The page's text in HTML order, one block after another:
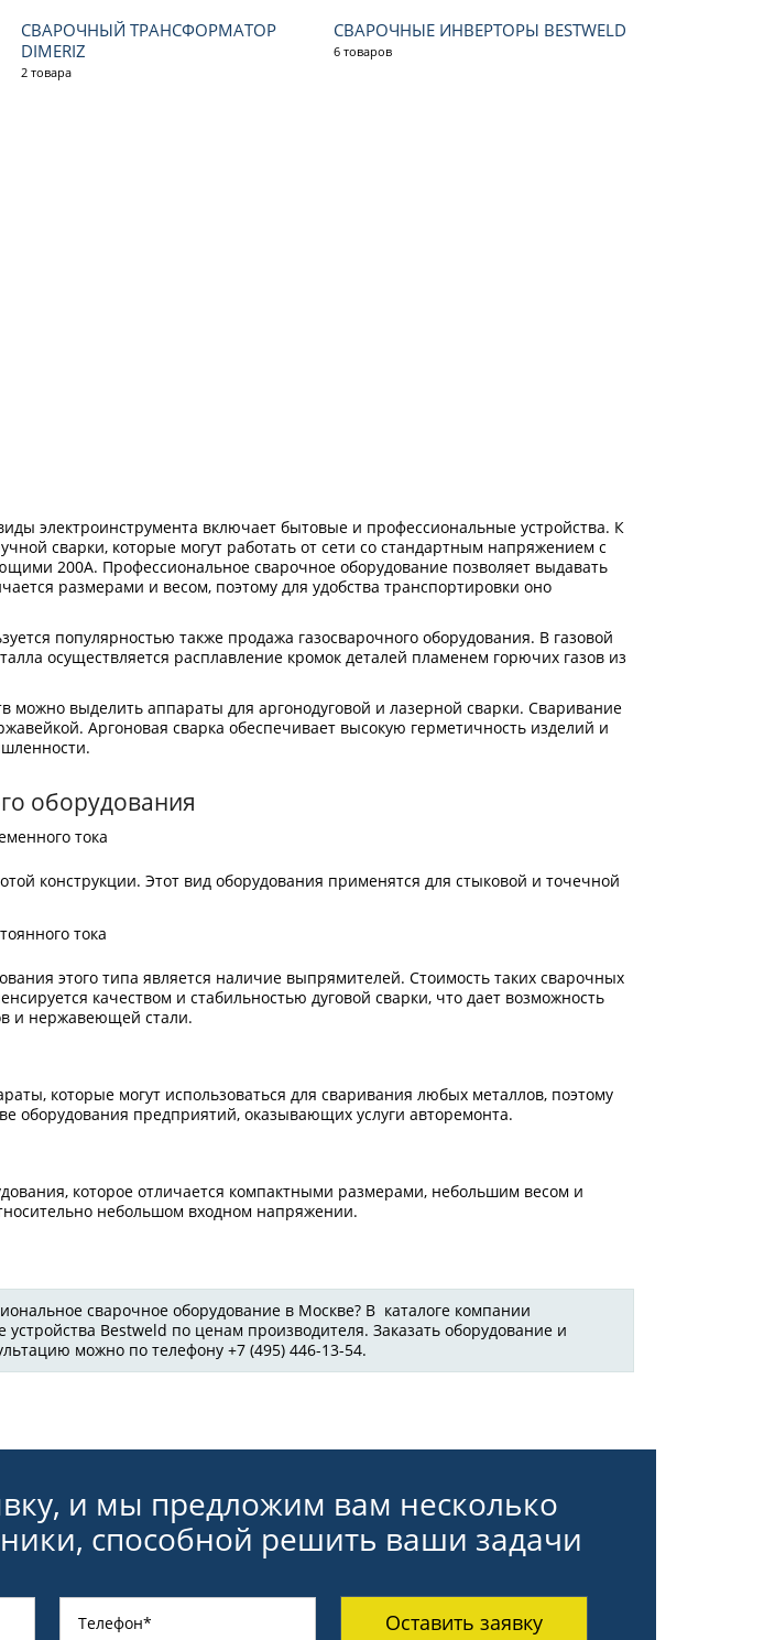
СВАРОЧНЫЙ ТРАНСФОРМАТОР
DIMERIZ
2 товара
СВАРОЧНЫЕ ИНВЕРТОРЫ BESTWELD
6 товаров
электроинструмента включает бытовые и профессиональные устройства. К
сварки, которые могут работать от сети со стандартным напряжением с
200А. Профессиональное сварочное оборудование позволяет выдавать
размерами и весом, поэтому для удобства транспортировки оно
популярностью также продажа газосварочного оборудования. В газовой
осуществляется расплавление кромок деталей пламенем горючих газов из
можно выделить аппараты для аргонодуговой и лазерной сварки. Сваривание
Аргоновая сварка обеспечивает высокую герметичность изделий и
оборудования
тока
конструкции. Этот вид оборудования применятся для стыковой и точечной
тока
этого типа является наличие выпрямителей. Стоимость таких сварочных
качеством и стабильностью дуговой сварки, что дает возможность
и нержавеющей стали.
которые могут использоваться для сваривания любых металлов, поэтому
оборудования предприятий, оказывающих услуги авторемонта.
которое отличается компактными размерами, небольшим весом и
небольшом входном напряжении.
сварочное оборудование в Москве? В каталоге компании
Bestweld по ценам производителя. Заказать оборудование и
можно по телефону +7 (495) 446-13-54.
и мы предложим вам несколько
способной решить ваши задачи
Оставить заявку